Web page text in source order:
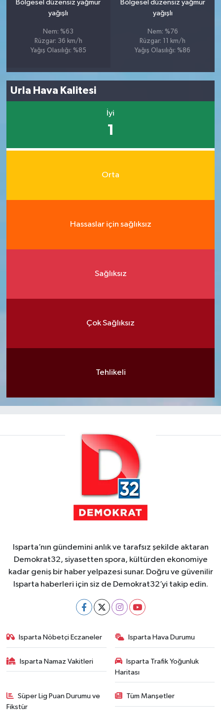
Bölgesel düzensiz yağmur
yağışlı
Nem: %63
Rüzgar: 36 km/h
Yağış Olasılığı: %85
Bölgesel düzensiz yağmur
yağışlı
Nem: %76
Rüzgar: 11 km/h
Yağış Olasılığı: %86
Urla Hava Kalitesi
İyi
1
Orta
Hassaslar için sağlıksız
Sağlıksız
Çok Sağlıksız
Tehlikeli
Isparta’nın gündemini anlık ve tarafsız şekilde aktaran
Demokrat32, siyasetten spora, kültürden ekonomiye
kadar geniş bir haber yelpazesi sunar. Doğru ve güvenilir
Isparta haberleri için siz de Demokrat32’yi takip edin.
Isparta Nöbetçi Eczaneler Isparta Hava Durumu
Isparta Namaz Vakitleri
Isparta Trafik Yoğunluk
Haritası
Süper Lig Puan Durumu ve
Fikstür
Tüm Manşetler